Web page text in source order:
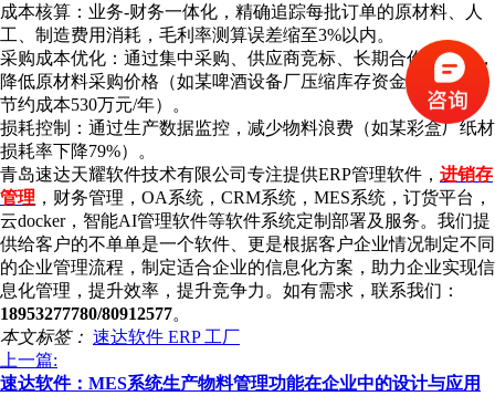
成本核算：业务-财务一体化，精确追踪每批订单的原材料、人
工、制造费用消耗，毛利率测算误差缩至3%以内。
采购成本优化：通过集中采购、供应商竞标、长期合作等方式，
降低原材料采购价格（如某啤酒设备厂压缩库存资金560万元，
节约成本530万元/年）。
损耗控制：通过生产数据监控，减少物料浪费（如某彩盒厂纸材
损耗率下降79%）。
青岛速达天耀软件技术有限公司专注提供ERP管理软件， 进销存
管理 ，财务管理，OA系统，CRM系统，MES系统，订货平台，
云docker，智能AI管理软件等软件系统定制部署及服务。我们提
供给客户的不单单是一个软件、更是根据客户企业情况制定不同
的企业管理流程，制定适合企业的信息化方案，助力企业实现信
息化管理，提升效率，提升竞争力。如有需求，联系我们：
18953277780/80912577。
本文标签： 速达软件 ERP 工厂
上一篇:
速达软件：MES系统生产物料管理功能在企业中的设计与应用